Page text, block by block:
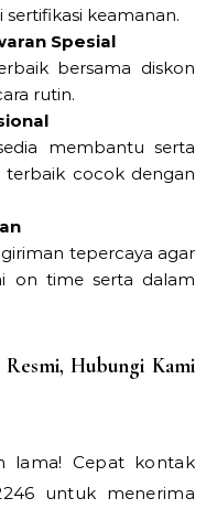
keamanan.
Spesial
bersama diskon
rutin.
membantu serta
terbaik cocok dengan
tepercaya agar
on time serta dalam
Hubungi Kami
lama! Cepat kontak
untuk menerima